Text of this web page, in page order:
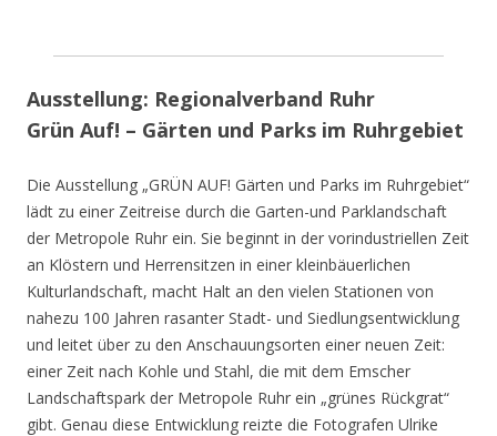
Ausstellung: Regionalverband Ruhr
Grün Auf! – Gärten und Parks im Ruhrgebiet
Die Ausstellung „GRÜN AUF! Gärten und Parks im Ruhrgebiet“
lädt zu einer Zeitreise durch die Garten-und Parklandschaft
der Metropole Ruhr ein. Sie beginnt in der vorindustriellen Zeit
an Klöstern und Herrensitzen in einer kleinbäuerlichen
Kulturlandschaft, macht Halt an den vielen Stationen von
nahezu 100 Jahren rasanter Stadt- und Siedlungsentwicklung
und leitet über zu den Anschauungsorten einer neuen Zeit:
einer Zeit nach Kohle und Stahl, die mit dem Emscher
Landschaftspark der Metropole Ruhr ein „grünes Rückgrat“
gibt. Genau diese Entwicklung reizte die Fotografen Ulrike